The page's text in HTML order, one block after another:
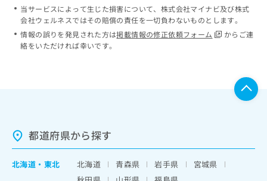
当サービスによって生じた損害について、株式会社マイナビ及び株式
会社ウェルネスではその賠償の責任を一切負わないものとします。
情報の誤りを発見された方は掲載情報の修正依頼フォーム
からご連
絡をいただければ幸いです。
都道府県から探す
北海道 ・ 東北 北海道 青森県 岩手県
宮城県